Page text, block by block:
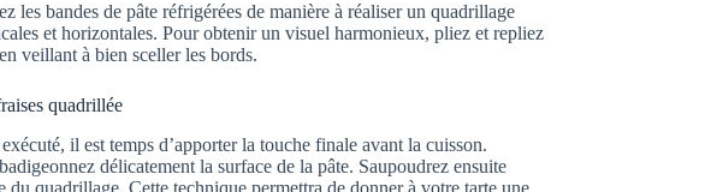
les bandes de pâte réfrigérées de manière à réaliser un quadrillage
et horizontales. Pour obtenir un visuel harmonieux, pliez et repliez
veillant à bien sceller les bords.
quadrillée
il est temps d’apporter la touche finale avant la cuisson.
délicatement la surface de la pâte. Saupoudrez ensuite
du quadrillage. Cette technique permettra de donner à votre tarte une